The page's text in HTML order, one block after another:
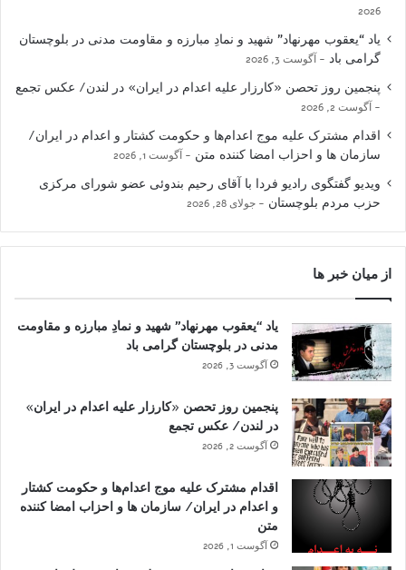
2026
یاد “یعقوب مهرنهاد” شهید و نمادِ مبارزه و مقاومت مدنی در بلوچستان
گرامی باد
آگوست 3, 2026
پنجمین روز تحصن «کارزار علیه اعدام در ایران» در لندن/ عکس تجمع
آگوست 2, 2026
اقدام مشترک علیه موج اعدام‌ها و حکومت کشتار و اعدام در ایران/
سازمان ها و احزاب امضا کننده متن
آگوست 1, 2026
ویدیو گفتگوی رادیو فردا با آقای رحیم بندوئی عضو شورای مرکزی
حزب مردم بلوچستان
جولای 28, 2026
از میان خبر ها
یاد “یعقوب مهرنهاد” شهید و نمادِ مبارزه و مقاومت
مدنی در بلوچستان گرامی باد
آگوست 3, 2026
پنجمین روز تحصن «کارزار علیه اعدام در ایران»
در لندن/ عکس تجمع
آگوست 2, 2026
اقدام مشترک علیه موج اعدام‌ها و حکومت کشتار
و اعدام در ایران/ سازمان ها و احزاب امضا کننده
متن
آگوست 1, 2026